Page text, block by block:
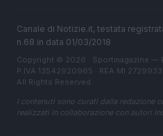
Canale di Notizie.it, testata
n.68 in data 01/03/2018
Copyright © 2026 · Sportmagazine —
P.IVA 13542920965 · REA MI 2729933
All Rights Reserved
I contenuti sono curati dalla redazione
realizzati in collaborazione con autori